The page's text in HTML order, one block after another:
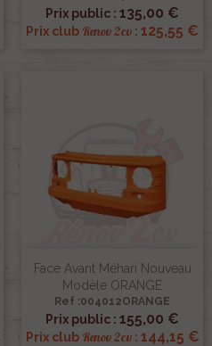
Prix public : 135,00 €
Prix club Renov 2cv : 125,55 €
Face Avant Méhari Nouveau
Modèle ORANGE
Ref :004012ORANGE
Prix public : 155,00 €
Prix club Renov 2cv: 144,15 €